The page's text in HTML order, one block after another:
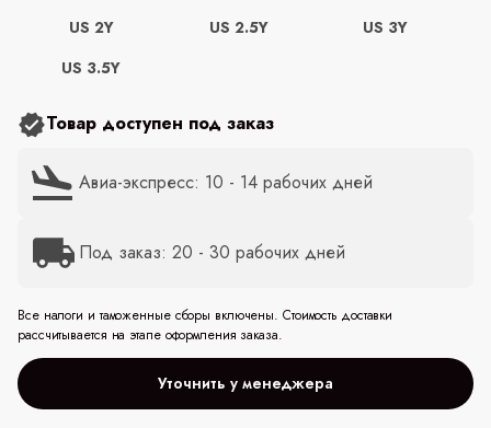
US 2Y
US 2.5Y
US 3Y
US 3.5Y
Товар доступен под заказ
Авиа-экспресс: 10 - 14 рабочих дней
Под заказ: 20 - 30 рабочих дней
Все налоги и таможенные сборы включены. Стоимость доставки
рассчитывается на этапе оформления заказа.
Уточнить у менеджера